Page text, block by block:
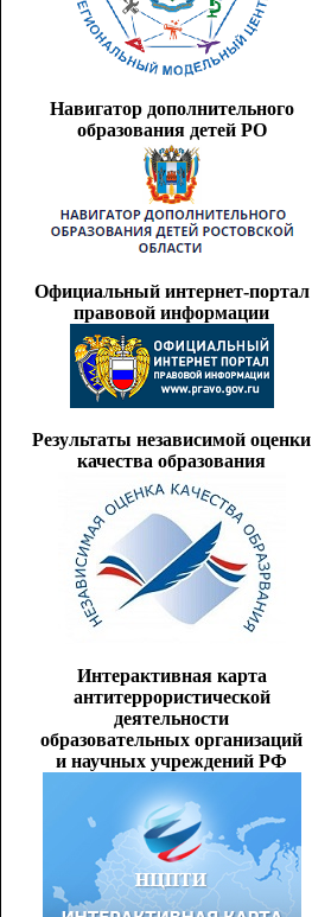
Навигатор дополнительного
образования детей РО
Официальный интернет-портал
правовой информации
Результаты независимой оценки
качества образования
Интерактивная карта
антитеррористической
деятельности
образовательных организаций
и научных учреждений РФ